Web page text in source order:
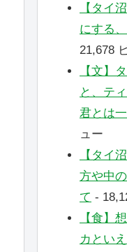
【タイ
にする
21,678
【文】
と、テ
君とは
ュー
【タイ
方や中
て -
【食】
カとい